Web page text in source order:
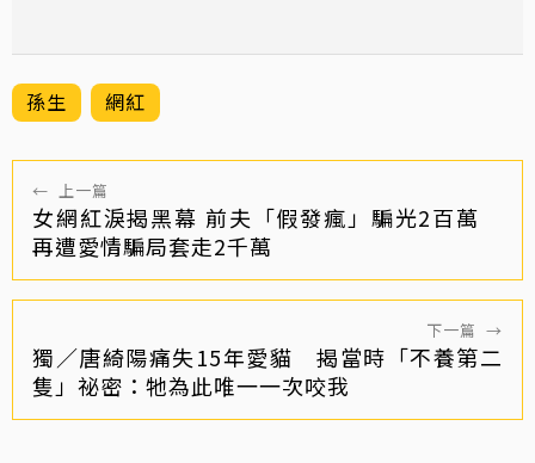
孫生 網紅
← 上一篇
女網紅淚揭黑幕 前夫「假發瘋」騙光2百萬
再遭愛情騙局套走2千萬
下一篇 →
獨／唐綺陽痛失15年愛貓 揭當時「不養第二
隻」祕密：牠為此唯一一次咬我